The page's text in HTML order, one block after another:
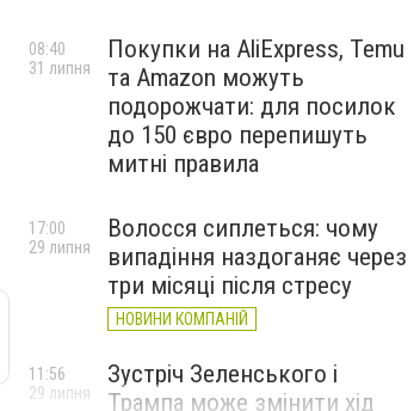
Покупки на AliExpress, Temu
та Amazon можуть
подорожчати: для посилок
до 150 євро перепишуть
митні правила
08:40
31 липня
Волосся сиплеться: чому
випадіння наздоганяє через
три місяці після стресу
НОВИНИ КОМПАНІЙ
17:00
29 липня
Зустріч Зеленського і
Трампа може змінити хід
11:56
29 липня